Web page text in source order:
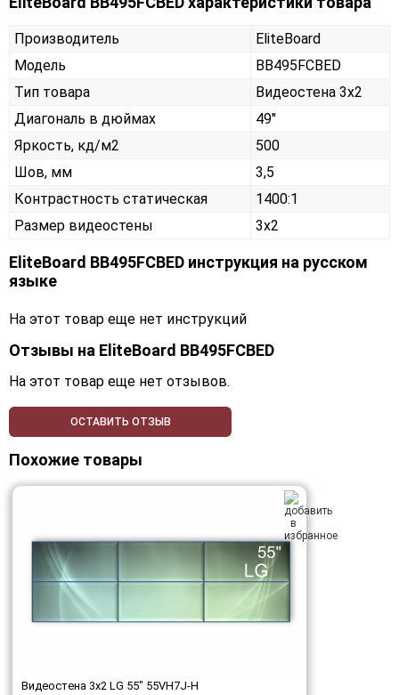
Производитель
EliteBoard
Модель
BB495FCBED
Тип товара
Видеостена 3х2
Диагональ в дюймах
49"
Яркость, кд/м2
500
Шов, мм
3,5
Контрастность статическая
1400:1
Размер видеостены
3x2
EliteBoard BB495FCBED инструкция на русском
языке
На этот товар еще нет инструкций
Отзывы на EliteBoard BB495FCBED
На этот товар еще нет отзывов.
ОСТАВИТЬ ОТЗЫВ
Похожие товары
Видеостена 3x2 LG 55" 55VH7J-H